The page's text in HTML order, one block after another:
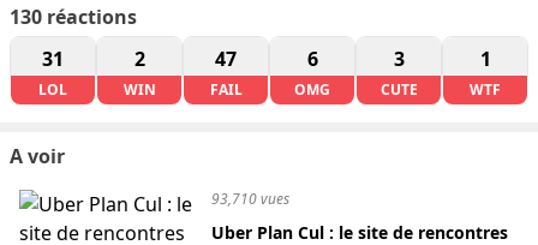
130 réactions
31
LOL
2
WIN
47
FAIL
6
OMG
3
CUTE
1
WTF
A voir
93,710 vues
Uber Plan Cul : le site de rencontres